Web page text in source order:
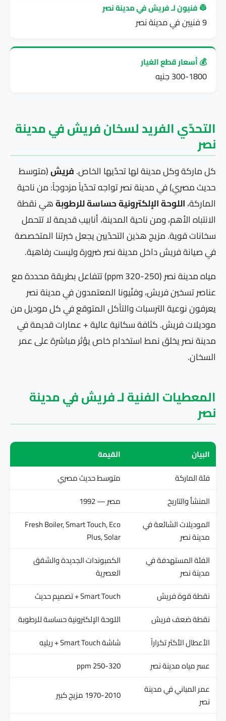
👷 فنيون لـ فريش في مدينة نصر
9 فنيين في مدينة نصر
💰 أسعار قطع الغيار
300-1800 جنيه
التحدّي الفريد لسخان فريش في مدينة
نصر
كل ماركة وكل مدينة لها تحدّيها الخاص.فريش(متوسط
حديث مصري) في مدينة نصر تواجه تحدّياً مزدوجاً: من ناحية
الماركة،اللوحة الإلكترونية حساسة للرطوبةهي نقطة
الانتباه الأهم، ومن ناحية المدينة، أنابيب قديمة لا تتحمل
سخانات قوية. مزيج هذين التحدّيين يجعل خبرتنا المتخصصة
في صيانة فريش داخل مدينة نصر ضرورة وليست رفاهية.
مياه مدينة نصر (250-320 ppm) تتفاعل بطريقة محددة مع
عناصر تسخين فريش، وفنّيونا المعتمدون في مدينة نصر
يعرفون نوعية الترسبات والتآكل المتوقع في كل موديل من
موديلات فريش. كثافة سكانية عالية + عمارات قديمة في
مدينة نصر يخلق نمط استخدام خاص يؤثر مباشرة على عمر
السخان.
المعطيات الفنية لـ فريش في مدينة
نصر
البيان
القيمة
فئة الماركة
متوسط حديث مصري
المنشأ والتاريخ
مصر — 1992
الموديلات الشائعة في
مدينة نصر
Fresh Boiler, Smart Touch, Eco
Plus, Solar
الفئة المستهدفة في
مدينة نصر
الكمبوندات الجديدة والشقق
العصرية
نقطة قوة فريش
Smart Touch + تصميم حديث
نقطة ضعف فريش
اللوحة الإلكترونية حساسة للرطوبة
الأعطال الأكثر تكراراً
شاشة Smart Touch + ريليه
عسر مياه مدينة نصر
250-320 ppm
عمر المباني في مدينة
نصر
1970-2010 مزيج كبير